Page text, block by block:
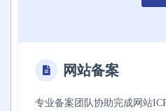
网站备案
专业备案团队协助完成网站